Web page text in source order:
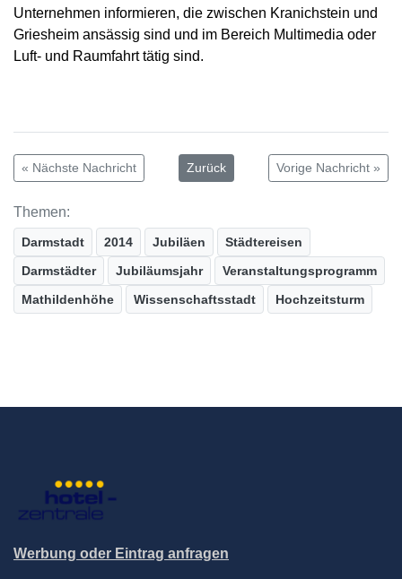
Unternehmen informieren, die zwischen Kranichstein und
Griesheim ansässig sind und im Bereich Multimedia oder
Luft- und Raumfahrt tätig sind.
« Nächste Nachricht Zurück Vorige Nachricht »
Themen:
Darmstadt 2014 Jubiläen
Städtereisen
Darmstädter
Jubiläumsjahr
Veranstaltungsprogramm
Mathildenhöhe
Wissenschaftsstadt Hochzeitsturm
Werbung oder Eintrag anfragen